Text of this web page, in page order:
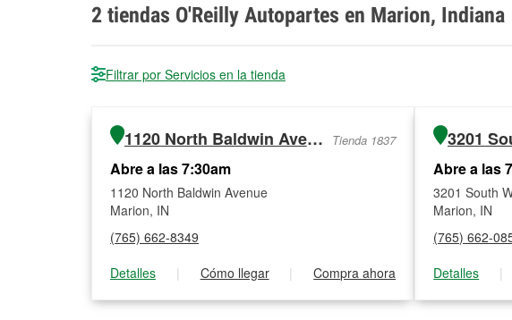
2 tiendas O'Reilly Autopartes en Marion, Indiana
Filtrar por Servicios en la tienda
1120 North Baldwin Avenue Tienda 1837
Abre a las 7:30am
1120 North Baldwin Avenue
Marion, IN
(765) 662-8349
Detalles
| Cómo llegar | Compra ahora
3201
Abre a las
3201 South
Marion, IN
(765) 662-
Detalles
|